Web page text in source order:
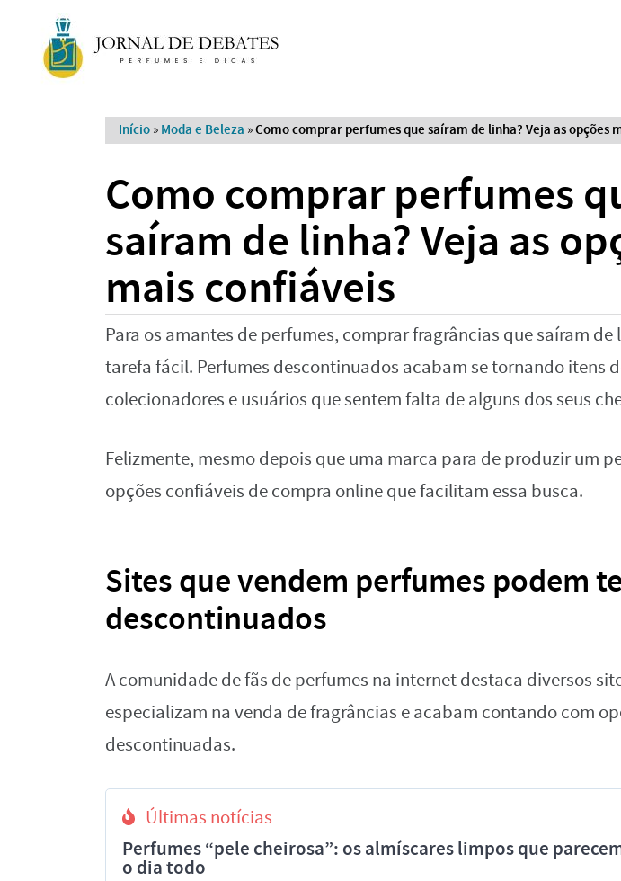
Início » Moda e Beleza »Como comprar perfumes que saíram de linha? Veja as opções
Como comprar perfumes
saíram de linha? Veja as
mais confiáveis
Para os amantes de perfumes, comprar fragrâncias que saíram de
tarefa fácil. Perfumes descontinuados acabam se tornando itens
colecionadores e usuários que sentem falta de alguns dos seus
Felizmente, mesmo depois que uma marca para de produzir um
opções confiáveis de compra online que facilitam essa busca.
Sites que vendem perfumes podem
descontinuados
A comunidade de fãs de perfumes na internet destaca diversos
especializam na venda de fragrâncias e acabam contando com
descontinuadas.
Últimas notícias
Perfumes “pele cheirosa”: os almíscares limpos que
o dia todo